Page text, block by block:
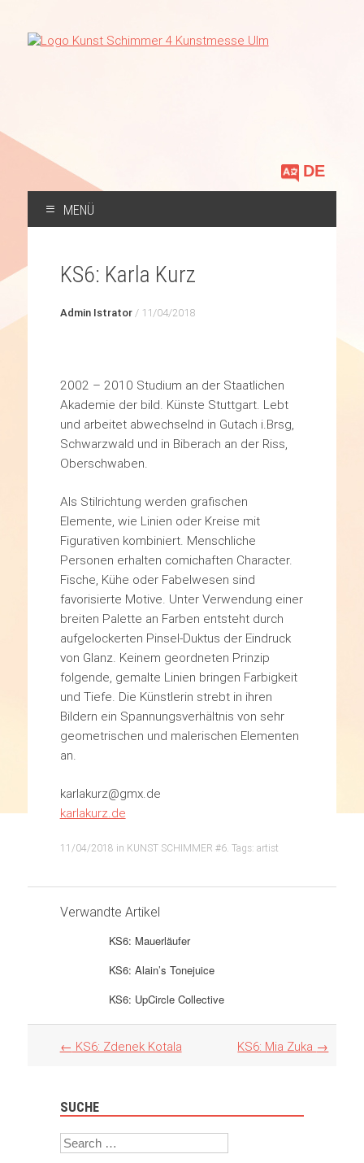
Sprache
auswählen
MENÜ
SPRINGEN
KS6: Karla Kurz
Admin Istrator/ 11/04/2018
2002 – 2010 Studium an der Staatlichen
Akademie der bild. Künste Stuttgart. Lebt
und arbeitet abwechselnd in Gutach i.Brsg,
Schwarzwald und in Biberach an der Riss,
Oberschwaben.
Als Stilrichtung werden grafischen
Elemente, wie Linien oder Kreise mit
Figurativen kombiniert. Menschliche
Personen erhalten comichaften Character.
Fische, Kühe oder Fabelwesen sind
favorisierte Motive. Unter Verwendung einer
breiten Palette an Farben entsteht durch
aufgelockerten Pinsel-Duktus der Eindruck
von Glanz. Keinem geordneten Prinzip
folgende, gemalte Linien bringen Farbigkeit
und Tiefe. Die Künstlerin strebt in ihren
Bildern ein Spannungsverhältnis von sehr
geometrischen und malerischen Elementen
an.
karlakurz@gmx.de
karlakurz.de
11/04/2018 in KUNST SCHIMMER #6. Tags: artist
Verwandte Artikel
KS6: Mauerläufer
KS6: Alain’s Tonejuice
KS6: UpCircle Collective
Artikel
← KS6: Zdenek Kotala KS6: Mia Zuka →
SUCHE
Search